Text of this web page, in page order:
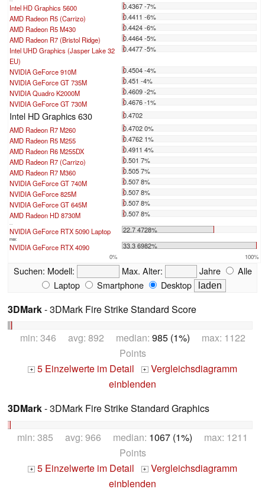
Intel HD Graphics 5600
0.4367 -7%
AMD Radeon R5 (Carrizo)
0.4411 -6%
AMD Radeon R5 M430
0.4424 -6%
AMD Radeon R7 (Bristol Ridge)
0.4464 -5%
Intel UHD Graphics (Jasper Lake 32
EU)
0.4477 -5%
NVIDIA GeForce 910M
0.4504 -4%
NVIDIA GeForce GT 735M
0.451 -4%
NVIDIA Quadro K2000M
0.4609 -2%
NVIDIA GeForce GT 730M
0.4676 -1%
Intel HD Graphics 630
0.4702
AMD Radeon R7 M260
0.4702 0%
AMD Radeon R5 M255
0.4762 1%
AMD Radeon R6 M255DX
0.4911 4%
AMD Radeon R7 (Carrizo)
0.501 7%
AMD Radeon R7 M360
0.505 7%
NVIDIA GeForce GT 740M
0.507 8%
NVIDIA GeForce 825M
0.507 8%
NVIDIA GeForce GT 645M
0.507 8%
AMD Radeon HD 8730M
0.507 8%
NVIDIA GeForce RTX 5090 Laptop 22.7 4728%
max:
NVIDIA GeForce RTX 4090 33.3 6982%
0% 100%
Suchen: Modell: Max. Alter: Jahre
Alle
Laptop
Smartphone Desktop
3DMark- 3DMark Fire Strike Standard Score
min: 346 avg: 892 median: 985 (1%) max: 1122
Points
+ 5 Einzelwerte im Detail + Vergleichsdiagramm
einblenden
3DMark- 3DMark Fire Strike Standard Graphics
min: 385 avg: 966 median: 1067 (1%) max: 1211
Points
+ 5 Einzelwerte im Detail + Vergleichsdiagramm
einblenden